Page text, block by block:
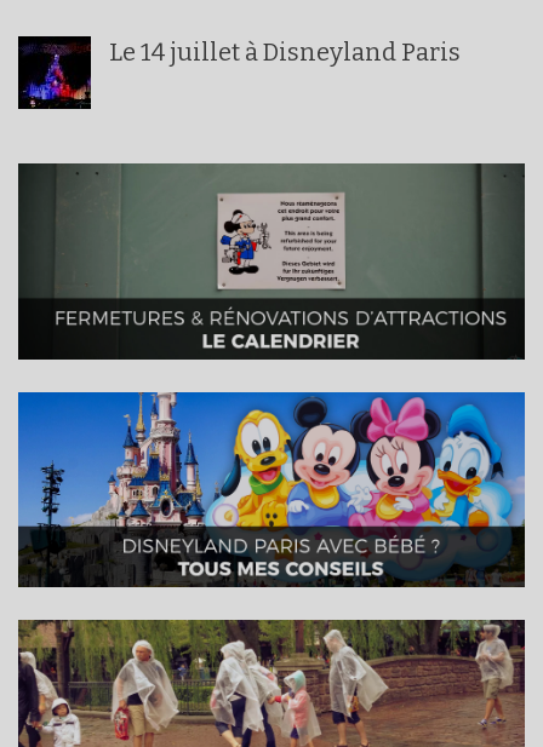
Le 14 juillet à Disneyland Paris